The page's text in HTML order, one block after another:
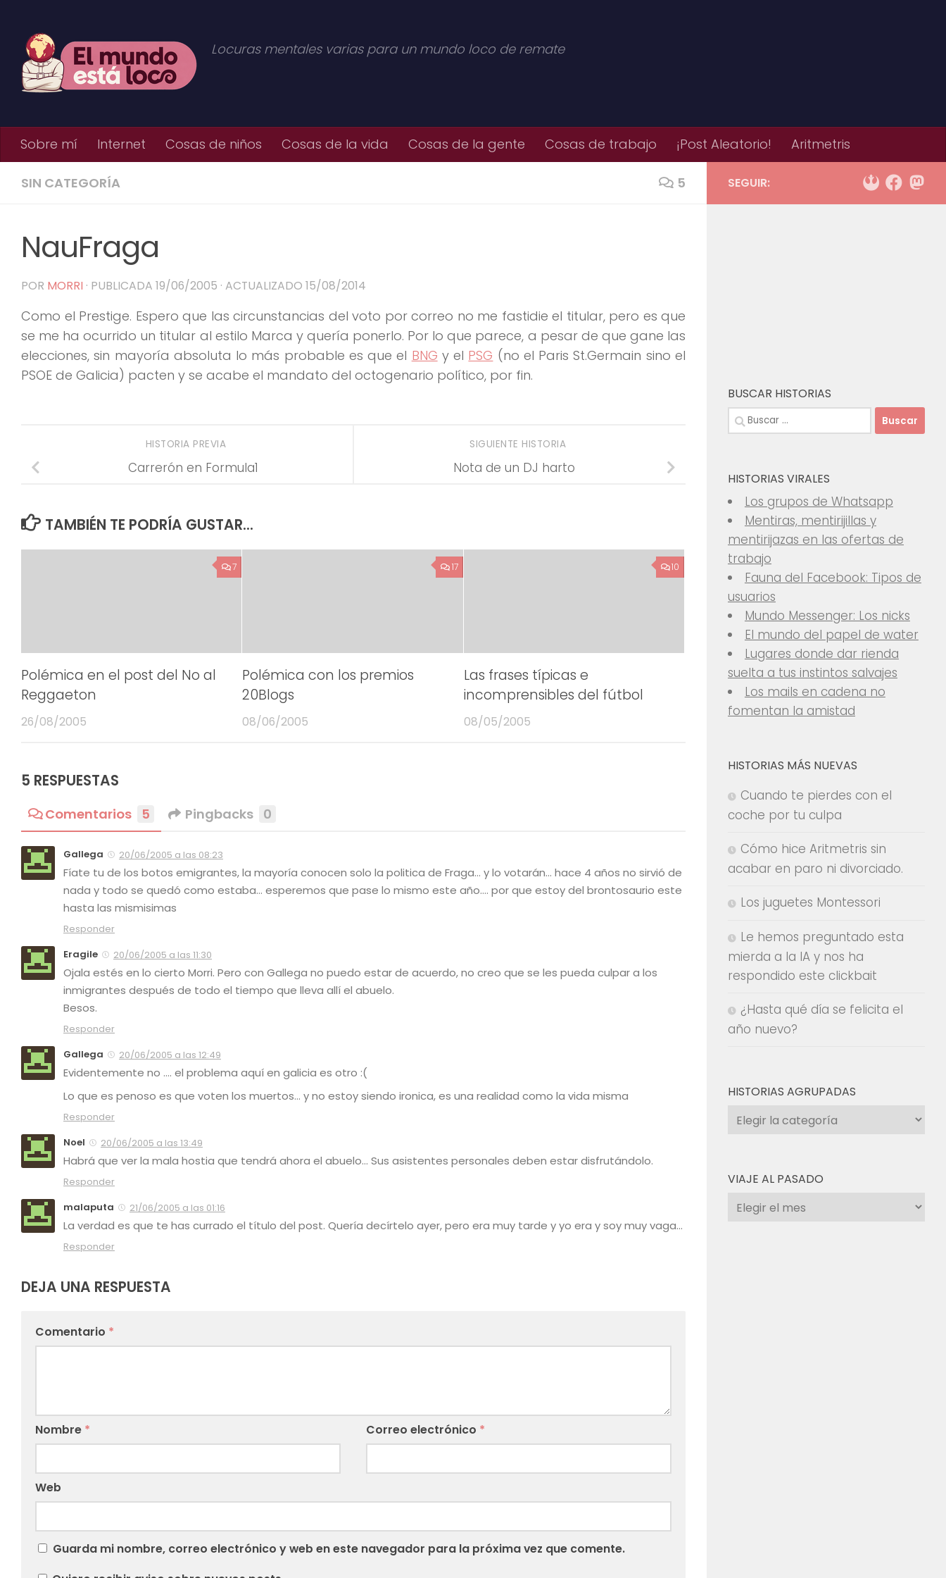
Locuras mentales varias para un mundo loco de remate
Sobre mí Internet Cosas de niños Cosas de la vida Cosas de la gente Cosas de trabajo ¡Post Aleatorio! Aritmetris
SIN CATEGORÍA 5
NauFraga
POR MORRI · PUBLICADA 19/06/2005 · ACTUALIZADO 15/08/2014
Como el Prestige. Espero que las circunstancias del voto por correo no me fastidie el titular, pero es que
se me ha ocurrido un titular al estilo Marca y quería ponerlo. Por lo que parece, a pesar de que gane las
elecciones, sin mayoría absoluta lo más probable es que el BNG y el PSG (no el Paris St.Germain sino el
PSOE de Galicia) pacten y se acabe el mandato del octogenario político, por fin.
SIGUIENTE HISTORIA
Nota de un DJ harto
HISTORIA PREVIA
Carrerón en Formula1
TAMBIÉN TE PODRÍA GUSTAR...
7
Polémica en el post del No al
Reggaeton
26/08/2005
17
Polémica con los premios
20Blogs
08/06/2005
10
Las frases típicas e
incomprensibles del fútbol
08/05/2005
5 RESPUESTAS
Comentarios 5 Pingbacks 0
Gallega 20/06/2005 a las 08:23
Fíate tu de los botos emigrantes, la mayoría conocen solo la politica de Fraga… y lo votarán… hace 4 años no sirvió de
nada y todo se quedó como estaba… esperemos que pase lo mismo este año…. por que estoy del brontosaurio este
hasta las mismisimas
Responder
Eragile
20/06/2005 a las 11:30
Ojala estés en lo cierto Morri. Pero con Gallega no puedo estar de acuerdo, no creo que se les pueda culpar a los
inmigrantes después de todo el tiempo que lleva allí el abuelo.
Besos.
Responder
Gallega
20/06/2005 a las 12:49
Evidentemente no …. el problema aquí en galicia es otro :(
Lo que es penoso es que voten los muertos… y no estoy siendo ironica, es una realidad como la vida misma
Responder
Noel
20/06/2005 a las 13:49
Habrá que ver la mala hostia que tendrá ahora el abuelo… Sus asistentes personales deben estar disfrutándolo.
Responder
malaputa
21/06/2005 a las 01:16
La verdad es que te has currado el título del post. Quería decírtelo ayer, pero era muy tarde y yo era y soy muy vaga…
Responder
DEJA UNA RESPUESTA
Comentario *
Nombre * Correo electrónico *
Web
Guarda mi nombre, correo electrónico y web en este navegador para la próxima vez que comente.
SEGUIR:
BUSCAR HISTORIAS
Buscar:
HISTORIAS VIRALES
Los grupos de Whatsapp
Mentiras, mentirijillas y
mentirijazas en las ofertas de
trabajo
Fauna del Facebook: Tipos de
usuarios
Mundo Messenger: Los nicks
El mundo del papel de water
Lugares donde dar rienda
suelta a tus instintos salvajes
Los mails en cadena no
fomentan la amistad
HISTORIAS MÁS NUEVAS
Cuando te pierdes con el
coche por tu culpa
Cómo hice Aritmetris sin
acabar en paro ni divorciado.
Los juguetes Montessori
Le hemos preguntado esta
mierda a la IA y nos ha
respondido este clickbait
¿Hasta qué día se felicita el
año nuevo?
HISTORIAS AGRUPADAS
Historias
agrupadas
VIAJE AL PASADO
Viaje